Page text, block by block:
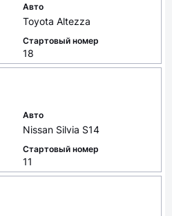
Авто
Toyota Altezza
Стартовый номер
18
Авто
Nissan Silvia S14
Стартовый номер
11